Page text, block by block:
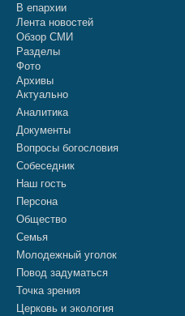
В епархии
Лента новостей
Обзор СМИ
Разделы
Фото
Архивы
Актуально
Аналитика
Документы
Вопросы богословия
Собеседник
Наш гость
Персона
Общество
Семья
Молодежный уголок
Повод задуматься
Точка зрения
Церковь и экология